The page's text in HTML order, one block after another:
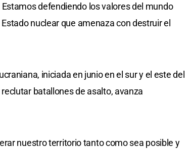
defendiendo los valores del mundo
nuclear que amenaza con destruir el
iniciada en junio en el sur y el este del
batallones de asalto, avanza
nuestro territorio tanto como sea posible y